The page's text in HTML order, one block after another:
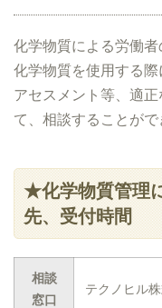
化学物質による労働
化学物質を使用する
アセスメント等、適
て、相談することがで
★化学物質管理
先、受付時間
相談
窓口
テクノヒル